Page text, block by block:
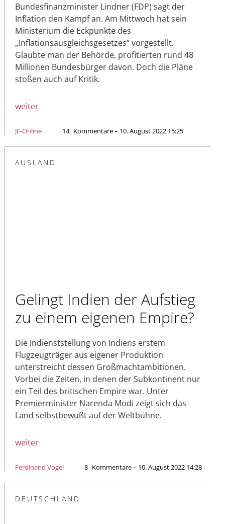
Bundesfinanzminister Lindner (FDP) sagt der
Inflation den Kampf an. Am Mittwoch hat sein
Ministerium die Eckpunkte des
„Inflationsausgleichsgesetzes“ vorgestellt.
Glaubte man der Behörde, profitierten rund 48
Millionen Bundesbürger davon. Doch die Pläne
stoßen auch auf Kritik.
weiter
JF-Online 14 Kommentare – 10. August 2022 15:25
AUSLAND
Gelingt Indien der Aufstieg
zu einem eigenen Empire?
Die Indienststellung von Indiens erstem
Flugzeugträger aus eigener Produktion
unterstreicht dessen Großmachtambitionen.
Vorbei die Zeiten, in denen der Subkontinent nur
ein Teil des britischen Empire war. Unter
Premierminister Narenda Modi zeigt sich das
Land selbstbewußt auf der Weltbühne.
weiter
Ferdinand Vogel 8 Kommentare – 10. August 2022 14:28
DEUTSCHLAND